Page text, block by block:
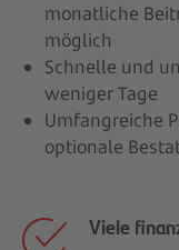
monatliche
möglich
Schnelle und
weniger Tage
Umfangreiche
optionale
Viele